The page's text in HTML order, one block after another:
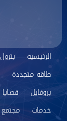
الرئيسية بترول
طاقة متجددة
بروفايل
قضايا
خدمات
مجتمع